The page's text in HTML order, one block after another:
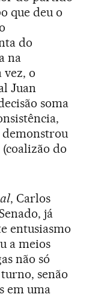
que deu o
do
na
vez, o
Juan
soma
demonstrou
do
, Carlos
já
entusiasmo
a meios
não só
senão
em uma